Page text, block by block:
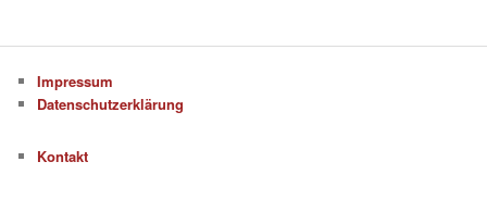
Impressum
Datenschutzerklärung
Kontakt